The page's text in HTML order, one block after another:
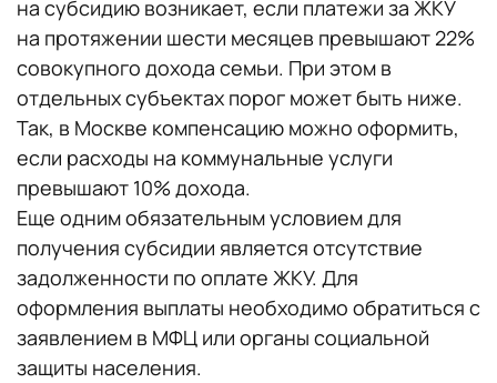
на субсидию возникает, если платежи за ЖКУ
на протяжении шести месяцев превышают 22%
совокупного дохода семьи. При этом в
отдельных субъектах порог может быть ниже.
Так, в Москве компенсацию можно оформить,
если расходы на коммунальные услуги
превышают 10% дохода.
Еще одним обязательным условием для
получения субсидии является отсутствие
задолженности по оплате ЖКУ. Для
оформления выплаты необходимо обратиться с
заявлением в МФЦ или органы социальной
защиты населения.